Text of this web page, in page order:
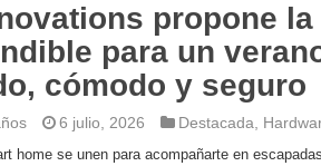
propone
para un
cómodo y seguro
6 julio, 2026 Destacada
home se unen para acompañarte en